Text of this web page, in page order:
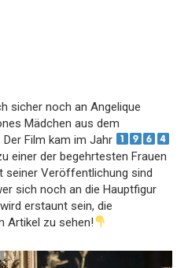
sicher noch an Angelique
Mädchen aus dem
Der Film kam im Jahr
einer der begehrtesten Frauen
seiner Veröffentlichung sind
sich noch an die Hauptfigur
erstaunt sein, die
Artikel zu sehen!